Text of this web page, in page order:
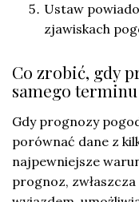
Ustaw
zjawiskach
Co zrobić, gdy
samego
Gdy prognozy
porównać dane z
najpewniejsze
prognoz,